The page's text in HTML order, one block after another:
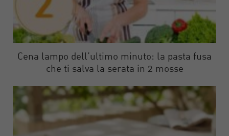
Cena lampo dell’ultimo minuto: la pasta fusa
che ti salva la serata in 2 mosse